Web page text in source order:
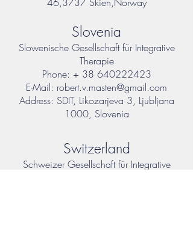
Slovenia
Slowenische Gesellschaft für Integrative
Therapie
Phone: + 38 640222423
E-Mail: robert.v.masten@gmail.com
Address: SDIT, Likozarjeva 3, Ljubljana
1000, Slovenia
Switzerland
Schweizer Gesellschaft für Integrative